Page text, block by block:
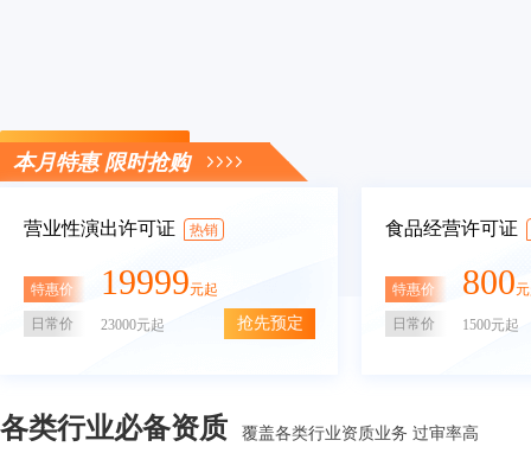
立即咨询
本月特惠 限时抢购
营业性演出许可证 热销
特惠价 19999元起
日常价 23000元起 抢先预定
食品经营许可证
特惠价 800
日常价 1500元起
各类行业必备资质 覆盖各类行业资质业务 过审率高